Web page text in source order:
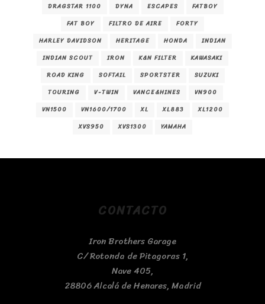
DRAGSTAR 1100
DYNA ESCAPES
FATBOY
FAT BOY
FILTRO DE AIRE
FORTY
HARLEY DAVIDSON
HERITAGE HONDA
INDIAN
INDIAN SCOUT
IRON K&N FILTER
KAWASAKI
ROAD KING
SOFTAIL SPORTSTER
SUZUKI
TOURING
V-TWIN VANCE&HINES
VN900
VN1500
VN1600/1700 XL XL883
XL1200
XVS950
XVS1300 YAMAHA
CONTACTO
Iron Brothers Garage
C/ Rotonda de Pitagoras 1,
Nave 405,
28806 Alcalá de Henares, Madrid